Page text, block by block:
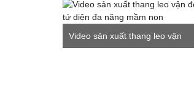
Video sản xuất thang leo vận